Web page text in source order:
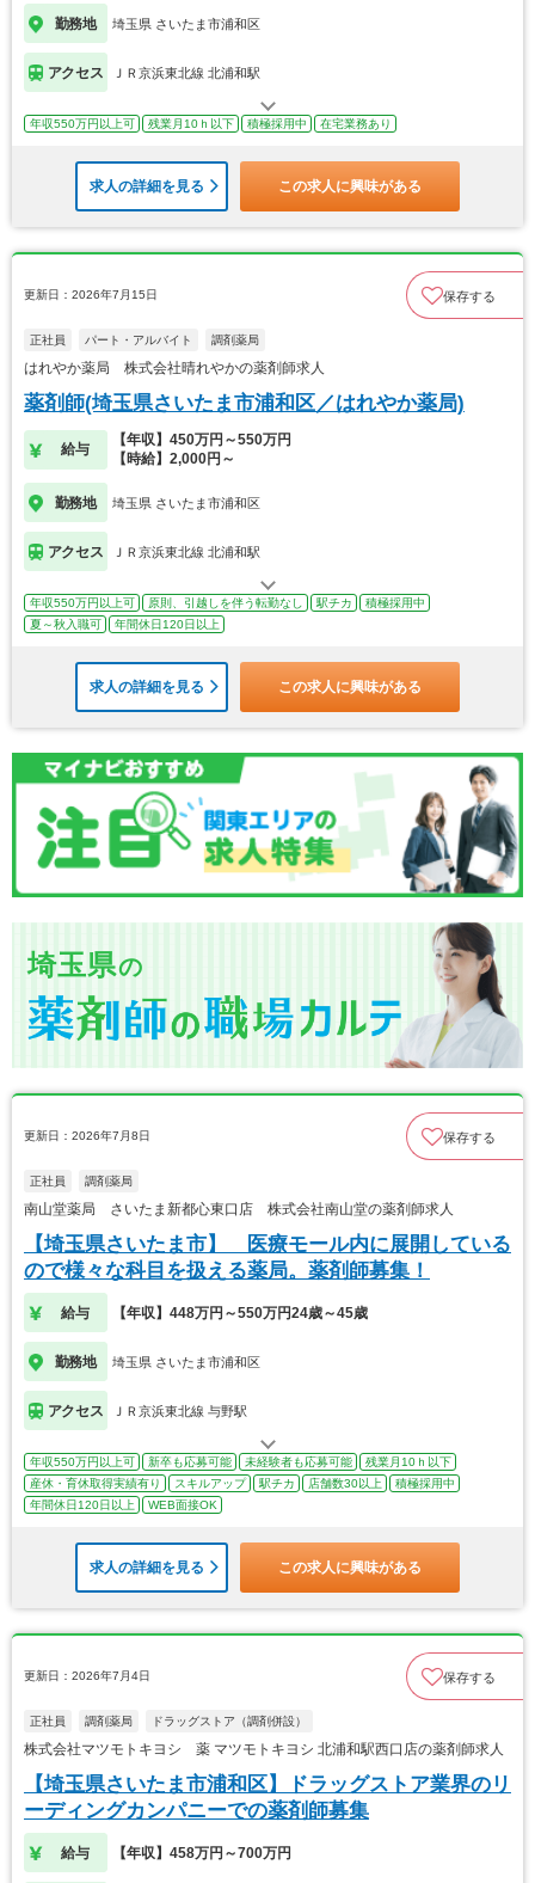
勤務地 埼玉県 さいたま市浦和区
アクセス ＪＲ京浜東北線 北浦和駅
年収550万円以上可 残業月10ｈ以下 積極採用中 在宅業務あり
求人の詳細を見る この求人に興味がある
更新日：2026年7月15日 保存する
正社員 パート・アルバイト 調剤薬局
はれやか薬局 株式会社晴れやかの薬剤師求人
薬剤師(埼玉県さいたま市浦和区／はれやか薬局)
給与
【年収】450万円～550万円
【時給】2,000円～
勤務地 埼玉県 さいたま市浦和区
アクセス ＪＲ京浜東北線 北浦和駅
年収550万円以上可 原則、引越しを伴う転勤なし 駅チカ
積極採用中
夏～秋入職可
年間休日120日以上
求人の詳細を見る この求人に興味がある
埼玉県の
更新日：2026年7月8日 保存する
正社員 調剤薬局
南山堂薬局 さいたま新都心東口店 株式会社南山堂の薬剤師求人
【埼玉県さいたま市】 医療モール内に展開している
ので様々な科目を扱える薬局。薬剤師募集！
給与 【年収】448万円～550万円24歳～45歳
勤務地 埼玉県 さいたま市浦和区
アクセス ＪＲ京浜東北線 与野駅
年収550万円以上可 新卒も応募可能 未経験者も応募可能
残業月10ｈ以下
産休・育休取得実績有り
スキルアップ 駅チカ 店舗数30以上
積極採用中
年間休日120日以上
WEB面接OK
求人の詳細を見る この求人に興味がある
更新日：2026年7月4日 保存する
正社員 調剤薬局 ドラッグストア（調剤併設）
株式会社マツモトキヨシ 薬 マツモトキヨシ 北浦和駅西口店の薬剤師求人
【埼玉県さいたま市浦和区】ドラッグストア業界のリ
ーディングカンパニーでの薬剤師募集
給与 【年収】458万円～700万円